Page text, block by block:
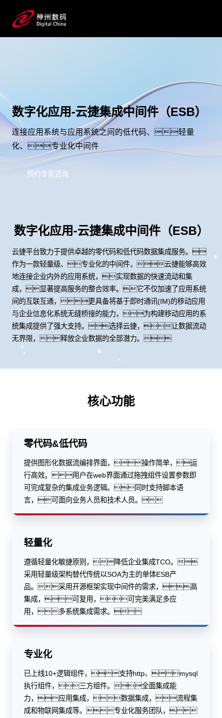
数字化应用-云捷集成中间件（ESB）
连接应用系统与应用系统之间的低代码、轻量
化、专业化中间件
预约专家咨询
数字化应用-云捷集成中间件（ESB）
云捷平台致力于提供卓越的零代码和低代码数据集成服务。
作为一款轻量级、专业化的中间件，云捷能够高效
地连接企业内外的应用系统，实现数据的快速流动和集
成，显著提高服务的整合效率。它不仅加速了应用系统
间的互联互通，更具备将基于即时通讯(IM)的移动应用
与企业信息化系统无缝桥接的能力，为构建移动应用的系
统集成提供了强大支持。选择云捷，让数据流动
无界限，释放企业数据的全部潜力。
核心功能
零代码&低代码
提供图形化数据流编排界面，操作简单，运
行高效。用户在web界面通过拖拽组件设置参数即
可完成复杂的集成业务逻辑。同时支持脚本语
言，可面向业务人员和技术人员。
轻量化
遵循轻量化敏捷原则，降低企业集成TCO。
采用轻量级架构替代传统以SOA为主的单体ESB产
品。采用开源框架实现中间件的需求，高
集成，可复用，可完美满足多应
用，多系统集成需求。
专业化
已上线10+逻辑组件，支持http、mysql
执行组件，三方组件。全面集成能
力，应用集成，数据集成，流程集
成和物联网集成等。专业化服务团队，